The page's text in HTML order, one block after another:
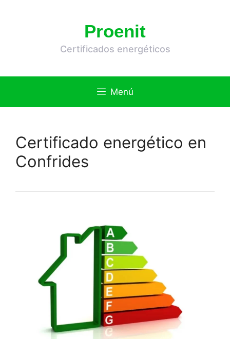
Proenit
Certificados energéticos
Menú
Certificado energético en
Confrides